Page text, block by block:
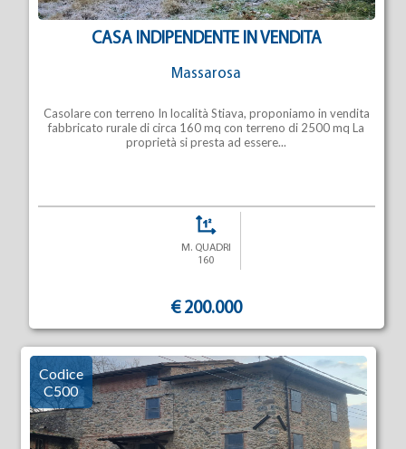
CASA INDIPENDENTE IN VENDITA
Massarosa
Casolare con terreno In località Stiava, proponiamo in vendita
fabbricato rurale di circa 160 mq con terreno di 2500 mq La
proprietà si presta ad essere...
M. QUADRI
160
€ 200.000
Codice
C500